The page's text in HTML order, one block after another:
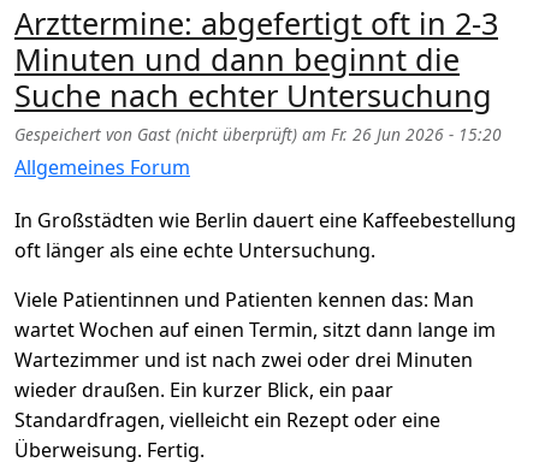
Arzttermine: abgefertigt oft in 2-3
Minuten und dann beginnt die
Suche nach echter Untersuchung
Gespeichert von Gast (nicht überprüft) am Fr. 26 Jun 2026 - 15:20
Allgemeines Forum
In Großstädten wie Berlin dauert eine Kaffeebestellung
oft länger als eine echte Untersuchung.
Viele Patientinnen und Patienten kennen das: Man
wartet Wochen auf einen Termin, sitzt dann lange im
Wartezimmer und ist nach zwei oder drei Minuten
wieder draußen. Ein kurzer Blick, ein paar
Standardfragen, vielleicht ein Rezept oder eine
Überweisung. Fertig.